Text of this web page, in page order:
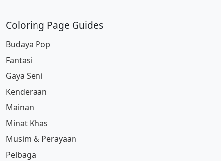
Coloring Page Guides
Budaya Pop
Fantasi
Gaya Seni
Kenderaan
Mainan
Minat Khas
Musim & Perayaan
Pelbagai